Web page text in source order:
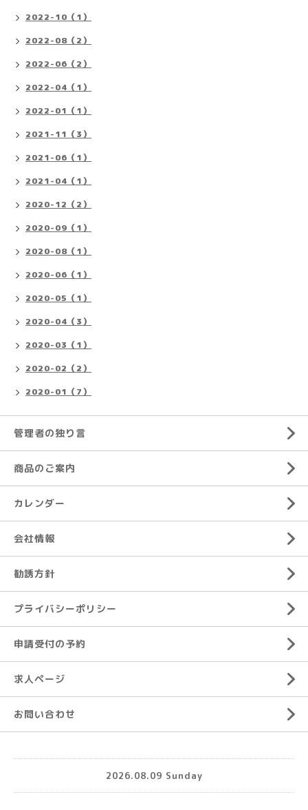
2022-10（1）
2022-08（2）
2022-06（2）
2022-04（1）
2022-01（1）
2021-11（3）
2021-06（1）
2021-04（1）
2020-12（2）
2020-09（1）
2020-08（1）
2020-06（1）
2020-05（1）
2020-04（3）
2020-03（1）
2020-02（2）
2020-01（7）
管理者の独り言
商品のご案内
カレンダー
会社情報
勧誘方針
プライバシーポリシー
申請受付の予約
求人ページ
お問い合わせ
2026.08.09 Sunday